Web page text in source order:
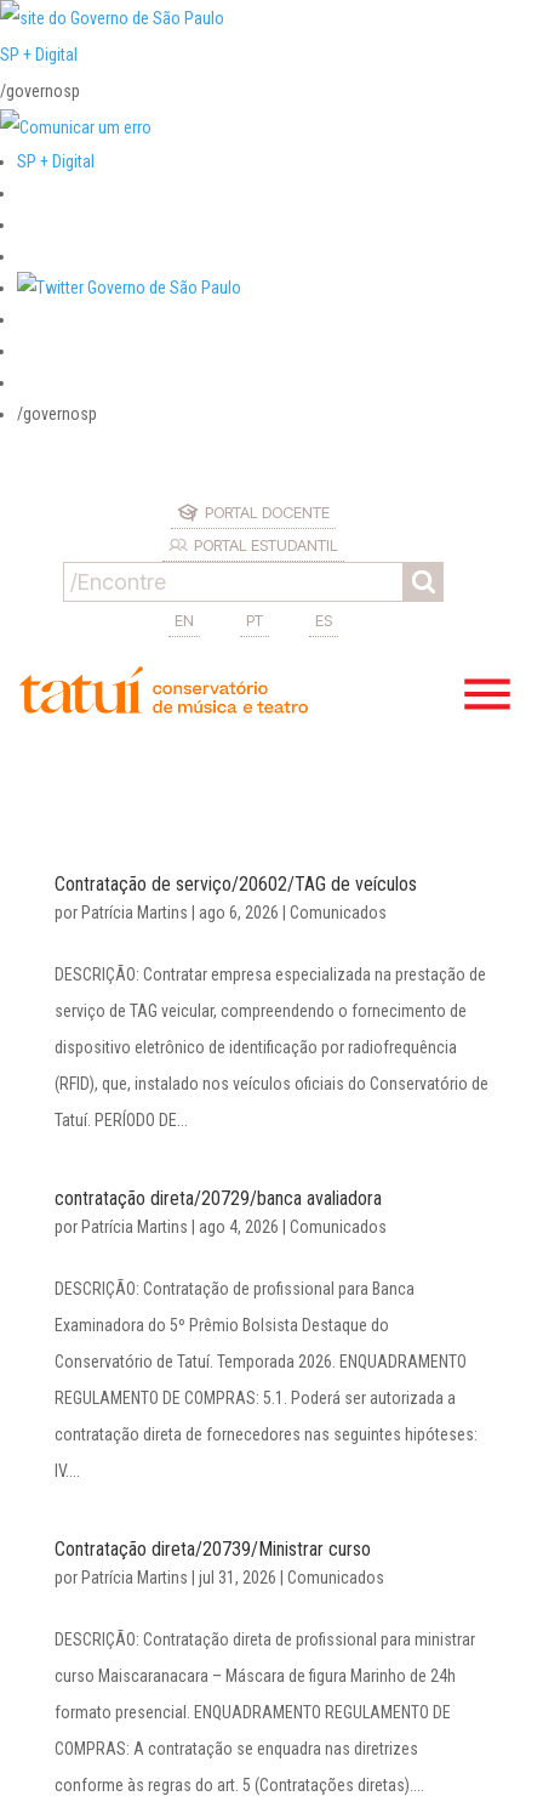
SP + Digital
/governosp
SP + Digital
/governosp
PORTAL DOCENTE
PORTAL ESTUDANTIL
EN PT ES
Contratação de serviço/20602/TAG de veículos
por Patrícia Martins ago 6, 2026 Comunicados
DESCRIÇÃO: Contratar empresa especializada na prestação de
serviço de TAG veicular, compreendendo o fornecimento de
dispositivo eletrônico de identificação por radiofrequência
(RFID), que, instalado nos veículos oficiais do Conservatório de
Tatuí. PERÍODO DE...
contratação direta/20729/banca avaliadora
por Patrícia Martins ago 4, 2026 Comunicados
DESCRIÇÃO: Contratação de profissional para Banca
Examinadora do 5º Prêmio Bolsista Destaque do
Conservatório de Tatuí. Temporada 2026. ENQUADRAMENTO
REGULAMENTO DE COMPRAS: 5.1. Poderá ser autorizada a
contratação direta de fornecedores nas seguintes hipóteses:
IV....
Contratação direta/20739/Ministrar curso
por Patrícia Martins jul 31, 2026 Comunicados
DESCRIÇÃO: Contratação direta de profissional para ministrar
curso Maiscaranacara – Máscara de figura Marinho de 24h
formato presencial. ENQUADRAMENTO REGULAMENTO DE
COMPRAS: A contratação se enquadra nas diretrizes
conforme às regras do art. 5 (Contratações diretas)....